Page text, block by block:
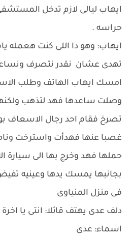
ايهاب ليالى لازم تدخل
حراسه .
ايهاب: وهو دا اللى كنت هعمله
تهدى عشان نقدر نتصرف
امسك ايهاب الهاتف وطلب
وصلت ساعدها فهد لتذهب
تصرخ فقام احد رجال الاسعاف
غصبا عنها فهدأت واسترخت
حملها فهد وخرج بها الى
بجانبها يمسك يدها وعينيه
فى منزل المنياوى
دلف عدى يهتف قائلا: انتى يا
اسماء: عدى